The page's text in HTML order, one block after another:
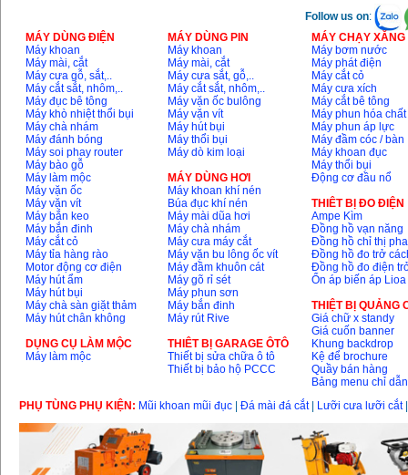
GX160 (5.5HP)
Price
May mai 100mm
Makita 9553B (710W)
Price:1296000
Follow us on:
MÁY DÙNG ĐIỆN
Máy khoan
Máy mài, cắt
Máy cưa gỗ, sắt,..
Máy cắt sắt, nhôm,..
Máy đục bê tông
Máy khò nhiệt thổi bụi
Máy chà nhám
Máy đánh bóng
Máy soi phay router
Máy bào gỗ
Máy làm mộc
Máy vặn ốc
Máy vặn vít
Máy bắn keo
Máy bắn đinh
Máy cắt cỏ
Máy tỉa hàng rào
Motor động cơ điện
Máy hút ẩm
Máy hút bụi
Máy chà sàn giặt thảm
Máy hút chân không
DỤNG CỤ LÀM MỘC
Máy làm mộc
MÁY DÙNG PIN
Máy khoan
Máy mài, cắt
Máy cưa sắt, gỗ,..
Máy cắt sắt, nhôm,..
Máy vặn ốc bulông
Máy vặn vít
Máy hút bụi
Máy thổi bụi
Máy dò kim loại
MÁY DÙNG HƠI
Máy khoan khí nén
Búa đục khí nén
Máy mài dũa hơi
Máy chà nhám
Máy cưa máy cắt
Máy vặn bu lông ốc vít
Máy đầm khuôn cát
Máy gõ rỉ sét
Máy phun sơn
Máy bắn đinh
Máy rút Rive
THIÊT BỊ GARAGE ÔTÔ
Thiết bị sửa chữa ô tô
Thiết bị bảo hộ PCCC
MÁY CHẠY
Máy bơm nước
Máy phát điện
Máy cắt cỏ
Máy cưa xích
Máy cắt bê tông
Máy phun hóa chất
Máy phun áp lực
Máy đầm cóc / bàn
Máy khoan đục
Máy thổi bụi
Động cơ đầu nổ
THIÊT BỊ ĐO ĐIỆN
Ampe Kìm
Đồng hồ vạn năng
Đồng hồ chỉ thị pha
Đồng hồ đo trở
Đồng hồ đo điện
Ổn áp biến áp Lioa
THIỆT BỊ QUẢNG
Giá chữ x standy
Giá cuốn banner
Khung backdrop
Kệ để brochure
Quầy bán hàng
Bảng menu chỉ dẫn
PHỤ TÙNG PHỤ KIỆN: Mũi khoan mũi đục Đá mài đá cắt| Lưỡi cưa lưỡi cắt